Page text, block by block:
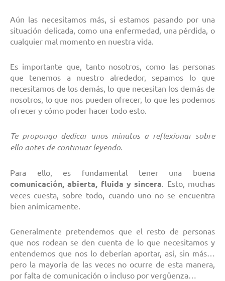
Aún las necesitamos más, si estamos pasando por una
situación delicada, como una enfermedad, una pérdida, o
cualquier mal momento en nuestra vida.
Es importante que, tanto nosotros, como las personas
que tenemos a nuestro alrededor, sepamos lo que
necesitamos de los demás, lo que necesitan los demás de
nosotros, lo que nos pueden ofrecer, lo que les podemos
ofrecer y cómo poder hacer todo esto.
Te propongo dedicar unos minutos a reflexionar sobre
ello antes de continuar leyendo.
Para ello, es fundamental tener una buena
comunicación, abierta, fluida y sincera. Esto, muchas
veces cuesta, sobre todo, cuando uno no se encuentra
bien anímicamente.
Generalmente pretendemos que el resto de personas
que nos rodean se den cuenta de lo que necesitamos y
entendemos que nos lo deberían aportar, así, sin más…
pero la mayoría de las veces no ocurre de esta manera,
por falta de comunicación o incluso por vergüenza…